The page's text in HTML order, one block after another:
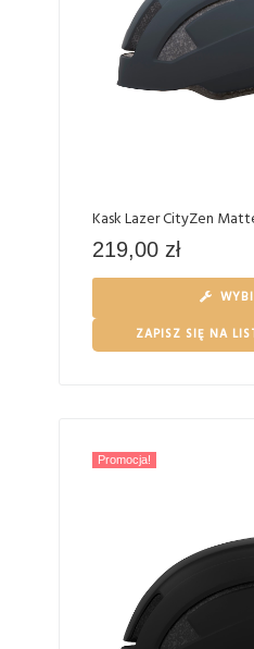
Kask Lazer CityZen
219,00 zł
ZAPISZ SIĘ NA
Promocja!